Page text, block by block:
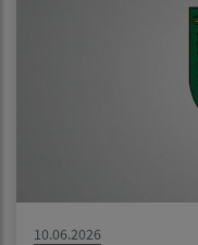
10.06.2026